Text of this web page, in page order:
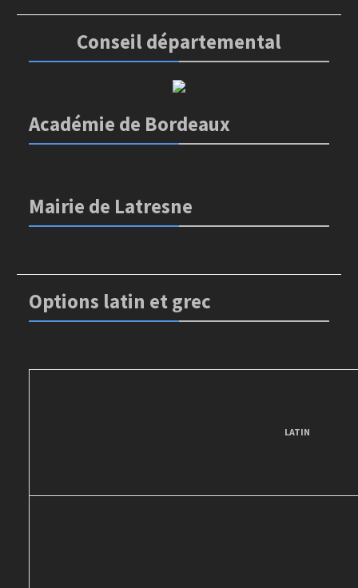
Conseil départemental
Académie de Bordeaux
Mairie de Latresne
Options latin et grec
LATIN